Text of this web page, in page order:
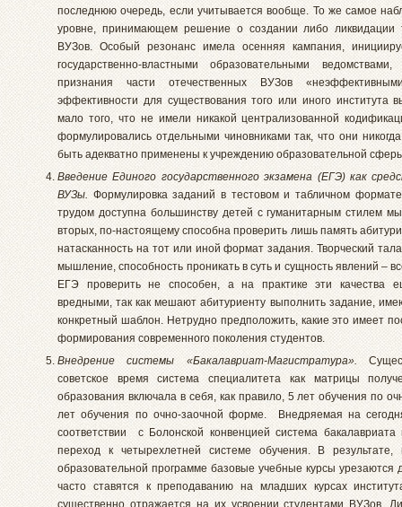
последнюю очередь, если учитывается вообще. То же самое
уровне, принимающем решение о создании либо ликвидации
ВУЗов. Особый резонанс имела осенняя кампания,
государственно-властными образовательными ведомствами,
признания части отечественных ВУЗов
эффективности для существования того или иного института
мало того, что не имели никакой централизованной
формулировались отдельными чиновниками так, что они
быть адекватно применены к учреждению образовательной
Введение Единого государственного экзамена (ЕГЭ) как
ВУЗы. Формулировка заданий в тестовом и табличном
трудом доступна большинству детей с гуманитарным стилем
вторых, по-настоящему способна проверить лишь память
натасканность на тот или иной формат задания. Творческий
мышление, способность проникать в суть и сущность явлений –
ЕГЭ проверить не способен, а на практике эти качества
вредными, так как мешают абитуриенту выполнить задание,
конкретный шаблон. Нетрудно предположить, какие это имеет
формирования современного поколения студентов.
Внедрение системы «Бакалавриат-Магистратура».
советское время система специалитета как матрицы
образования включала в себя, как правило, 5 лет обучения по
лет обучения по очно-заочной форме. Внедряемая на
соответствии с Болонской конвенцией система бакалавриата
переход к четырехлетней системе обучения. В
образовательной программе базовые учебные курсы урезаются
часто ставятся к преподаванию на младших курсах